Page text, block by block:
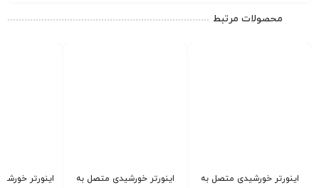
محصولات مرتبط
اینورتر خورشیدی متصل به
اینورتر خورشیدی متصل به